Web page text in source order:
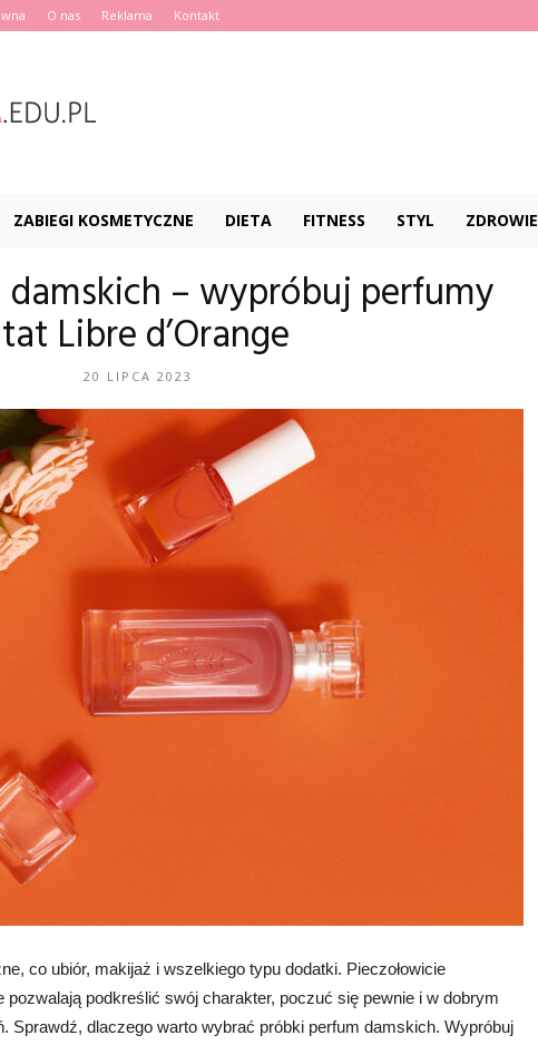
O nas Reklama Kontakt
ZABIEGI KOSMETYCZNE DIETA FITNESS STYL ZDROWIE
– wypróbuj perfumy
Libre d’Orange
20 LIPCA 2023
co ubiór, makijaż i wszelkiego typu dodatki. Pieczołowicie
podkreślić swój charakter, poczuć się pewnie i w dobrym
Sprawdź, dlaczego warto wybrać próbki perfum damskich. Wypróbuj